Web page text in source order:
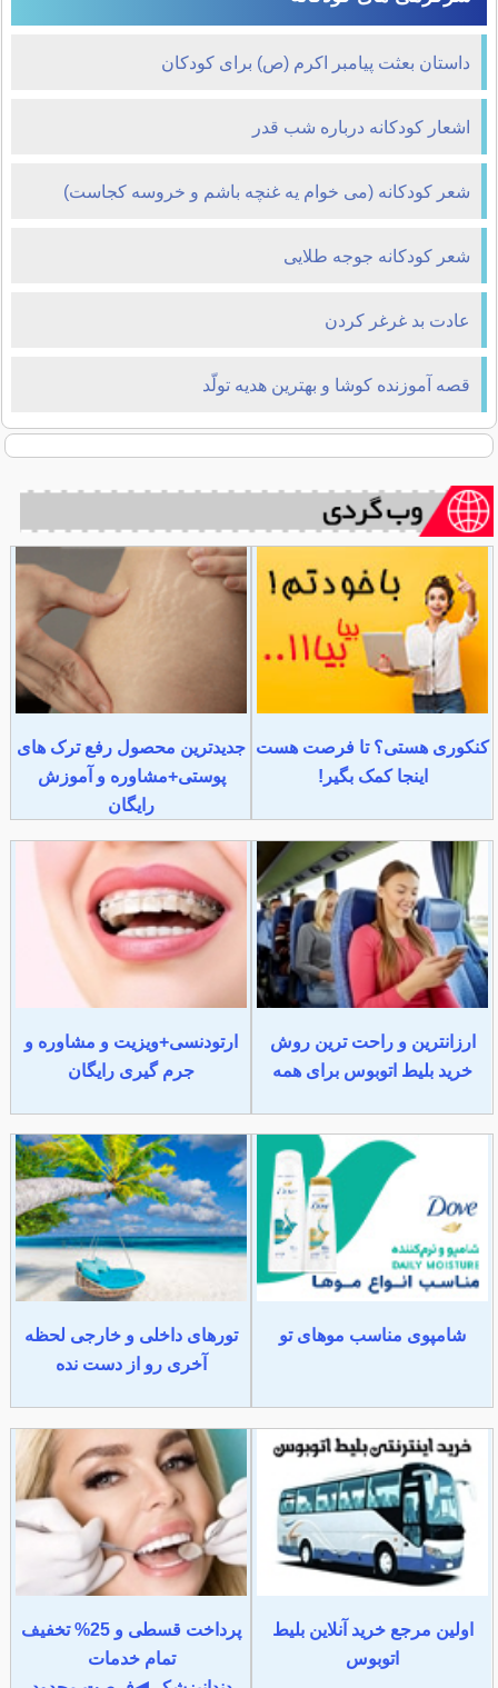
داستان بعثت پیامبر اکرم (ص) برای کودکان
اشعار کودکانه درباره شب قدر
شعر کودکانه (می خوام یه غنچه باشم و خروسه کجاست)
شعر کودکانه جوجه طلایی
عادت بد غرغر کردن
قصه آموزنده کوشا و بهترین هدیه تولّد
کنکوری هستی؟ تا فرصت هست
اینجا کمک بگیر!
جدیدترین محصول رفع ترک های
پوستی+مشاوره و آموزش
رایگان
ارزانترین و راحت ترین روش
خرید بلیط اتوبوس برای همه
ارتودنسی+ویزیت و مشاوره و
جرم گیری رایگان
شامپوی مناسب موهای تو
تورهای داخلی و خارجی لحظه
آخری رو از دست نده
اولین مرجع خرید آنلاین بلیط
اتوبوس
پرداخت قسطی و 25% تخفیف
تمام خدمات